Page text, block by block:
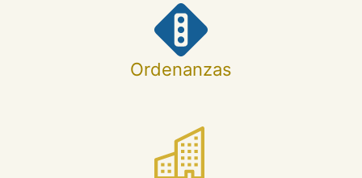
Ordenanzas